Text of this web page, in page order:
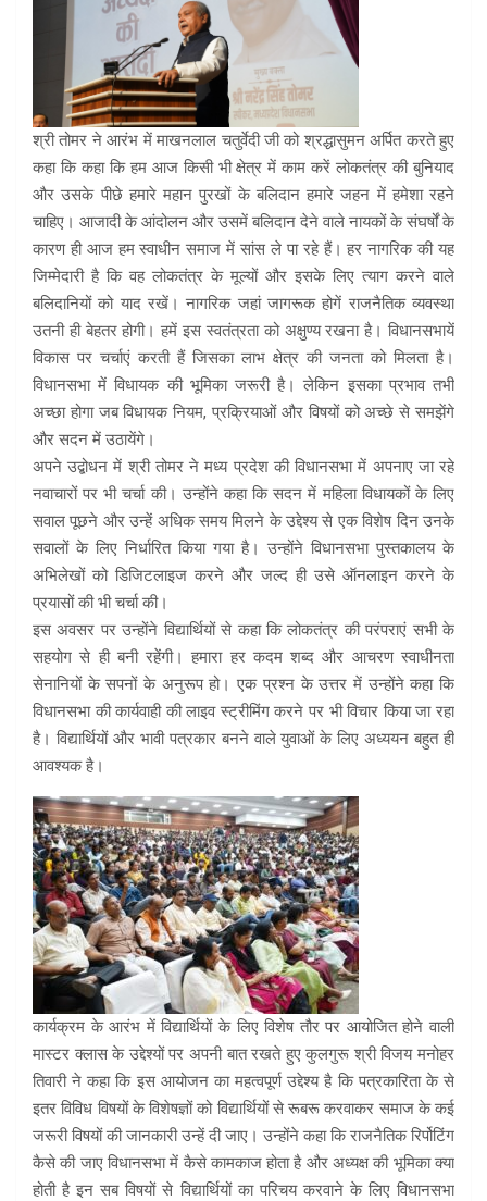
श्री तोमर ने आरंभ में माखनलाल चतुर्वेदी जी को श्रद्धासुमन अर्पित करते हुए
कहा कि कहा कि हम आज किसी भी क्षेत्र में काम करें लोकतंत्र की बुनियाद
और उसके पीछे हमारे महान पुरखों के बलिदान हमारे जहन में हमेशा रहने
चाहिए। आजादी के आंदोलन और उसमें बलिदान देने वाले नायकों के संघर्षों के
कारण ही आज हम स्वाधीन समाज में सांस ले पा रहे हैं। हर नागरिक की यह
जिम्मेदारी है कि वह लोकतंत्र के मूल्यों और इसके लिए त्याग करने वाले
बलिदानियों को याद रखें। नागरिक जहां जागरूक होगें राजनैतिक व्यवस्था
उतनी ही बेहतर होगी। हमें इस स्वतंत्रता को अक्षुण्य रखना है। विधानसभायें
विकास पर चर्चाएं करती हैं जिसका लाभ क्षेत्र की जनता को मिलता है।
विधानसभा में विधायक की भूमिका जरूरी है। लेकिन इसका प्रभाव तभी
अच्छा होगा जब विधायक नियम, प्रक्रियाओं और विषयों को अच्छे से समझेंगे
और सदन में उठायेंगे।
अपने उद्बोधन में श्री तोमर ने मध्य प्रदेश की विधानसभा में अपनाए जा रहे
नवाचारों पर भी चर्चा की। उन्होंने कहा कि सदन में महिला विधायकों के लिए
सवाल पूछने और उन्हें अधिक समय मिलने के उद्देश्य से एक विशेष दिन उनके
सवालों के लिए निर्धारित किया गया है। उन्होंने विधानसभा पुस्तकालय के
अभिलेखों को डिजिटलाइज करने और जल्द ही उसे ऑनलाइन करने के
प्रयासों की भी चर्चा की।
इस अवसर पर उन्होंने विद्यार्थियों से कहा कि लोकतंत्र की परंपराएं सभी के
सहयोग से ही बनी रहेंगी। हमारा हर कदम शब्द और आचरण स्वाधीनता
सेनानियों के सपनों के अनुरूप हो। एक प्रश्न के उत्तर में उन्होंने कहा कि
विधानसभा की कार्यवाही की लाइव स्ट्रीमिंग करने पर भी विचार किया जा रहा
है। विद्यार्थियों और भावी पत्रकार बनने वाले युवाओं के लिए अध्ययन बहुत ही
आवश्यक है।
कार्यक्रम के आरंभ में विद्यार्थियों के लिए विशेष तौर पर आयोजित होने वाली
मास्टर क्लास के उद्देश्यों पर अपनी बात रखते हुए कुलगुरू श्री विजय मनोहर
तिवारी ने कहा कि इस आयोजन का महत्वपूर्ण उद्देश्य है कि पत्रकारिता के से
इतर विविध विषयों के विशेषज्ञों को विद्यार्थियों से रूबरू करवाकर समाज के कई
जरूरी विषयों की जानकारी उन्हें दी जाए। उन्होंने कहा कि राजनैतिक रिर्पोटिंग
कैसे की जाए विधानसभा में कैसे कामकाज होता है और अध्यक्ष की भूमिका क्या
होती है इन सब विषयों से विद्यार्थियों का परिचय करवाने के लिए विधानसभा